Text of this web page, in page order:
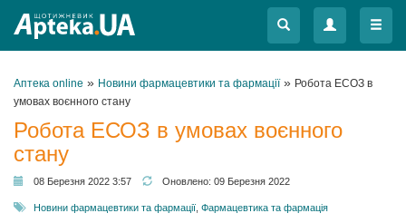
Меню
Меню
Аптека online » Новини фармацевтики та фармації» Робота ЕСОЗ в
умовах воєнного стану
Робота ЕСОЗ в умовах воєнного
стану
08 Березня 2022 3:57 Оновлено: 09 Березня 2022
Новини фармацевтики та фармації Фармацевтика та фармація